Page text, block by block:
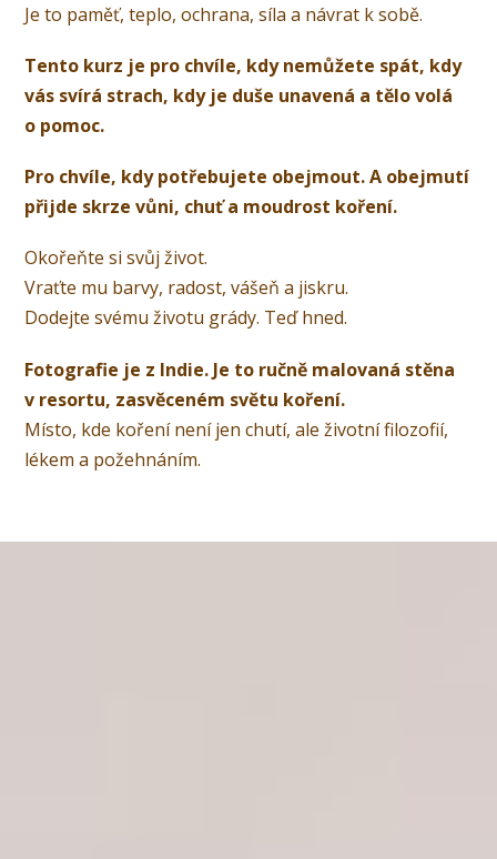
Je to paměť, teplo, ochrana, síla a návrat k sobě.
Tento kurz je pro chvíle, kdy nemůžete spát, kdy
vás svírá strach, kdy je duše unavená a tělo volá
o pomoc.
Pro chvíle, kdy potřebujete obejmout. A obejmutí
přijde skrze vůni, chuť a moudrost koření.
Okořeňte si svůj život.
Vraťte mu barvy, radost, vášeň a jiskru.
Dodejte svému životu grády. Teď hned.
Fotografie je z Indie. Je to ručně malovaná stěna
v resortu, zasvěceném světu koření.
Místo, kde koření není jen chutí, ale životní filozofií,
lékem a požehnáním.